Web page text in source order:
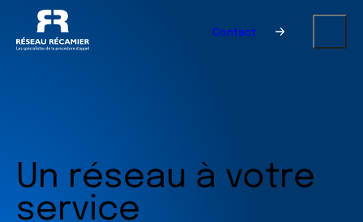
Contact
Un réseau à votre
service